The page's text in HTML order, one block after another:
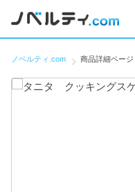
ノベルティ.com 商品詳細ページ